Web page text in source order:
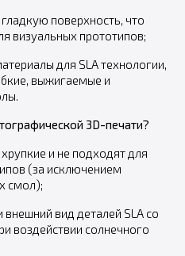
поверхность, что
визуальных прототипов;
для SLA технологии,
выжигаемые и
3D-печати?
и не подходят для
(за исключением
смол);
внешний вид деталей SLA со
воздействии солнечного